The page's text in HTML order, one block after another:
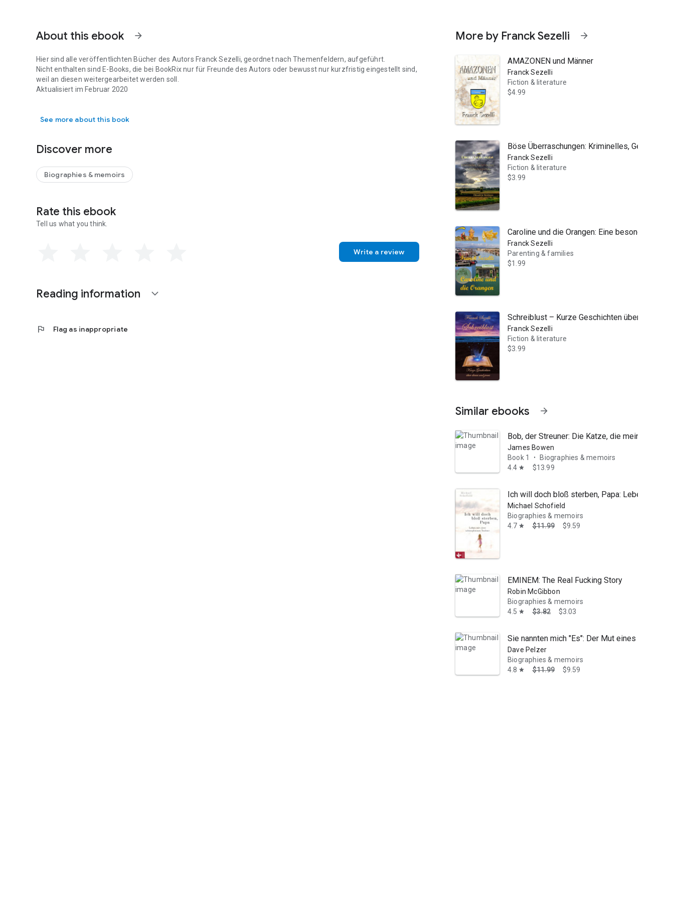
About this ebook arrow_forward
Hier sind alle veröffentlichten Bücher des Autors Franck Sezelli, geordnet nach Themenfeldern, aufgeführt.
Nicht enthalten sind E-Books, die bei BookRix nur für Freunde des Autors oder bewusst nur kurzfristig eingestellt sind,
weil an diesen weitergearbeitet werden soll.
Aktualisiert im Februar 2020
Hier sind alle veröffentlichten Bücher des Autors Franck Sezelli, geordnet nach Themenfeldern, aufgeführt. Nicht enthalten sind E-Books, die bei BookRix nur für Freunde des Autors oder
See more about this book
Discover more
Biographies & memoirs
Rate this ebook
Tell us what you think.
Write a review
Reading information expand_more
flag Flag as inappropriate
More by Franck Sezelli arrow_forward
AMAZONEN und Männer
Franck Sezelli
Fiction & literature
$4.99
Böse Überraschungen: Kriminelles,
Franck Sezelli
Fiction & literature
$3.99
Caroline und die Orangen: Eine besondere
Franck Sezelli
Parenting & families
$1.99
Schreiblust – Kurze Geschichten über dieses
Franck Sezelli
Fiction & literature
$3.99
Similar ebooks arrow_forward
Bob, der Streuner: Die Katze, die mein Leben
James Bowen
Book 1
•
Biographies & memoirs
4.4 star $13.99
Ich will doch bloß sterben, Papa: Leben mit
Michael Schofield
Biographies & memoirs
4.7 star $11.99 $9.59
EMINEM: The Real Fucking Story
Robin McGibbon
Biographies & memoirs
4.5 star $3.82 $3.03
Sie nannten mich "Es": Der Mut eines Kindes
Dave Pelzer
Biographies & memoirs
4.8 star $11.99 $9.59